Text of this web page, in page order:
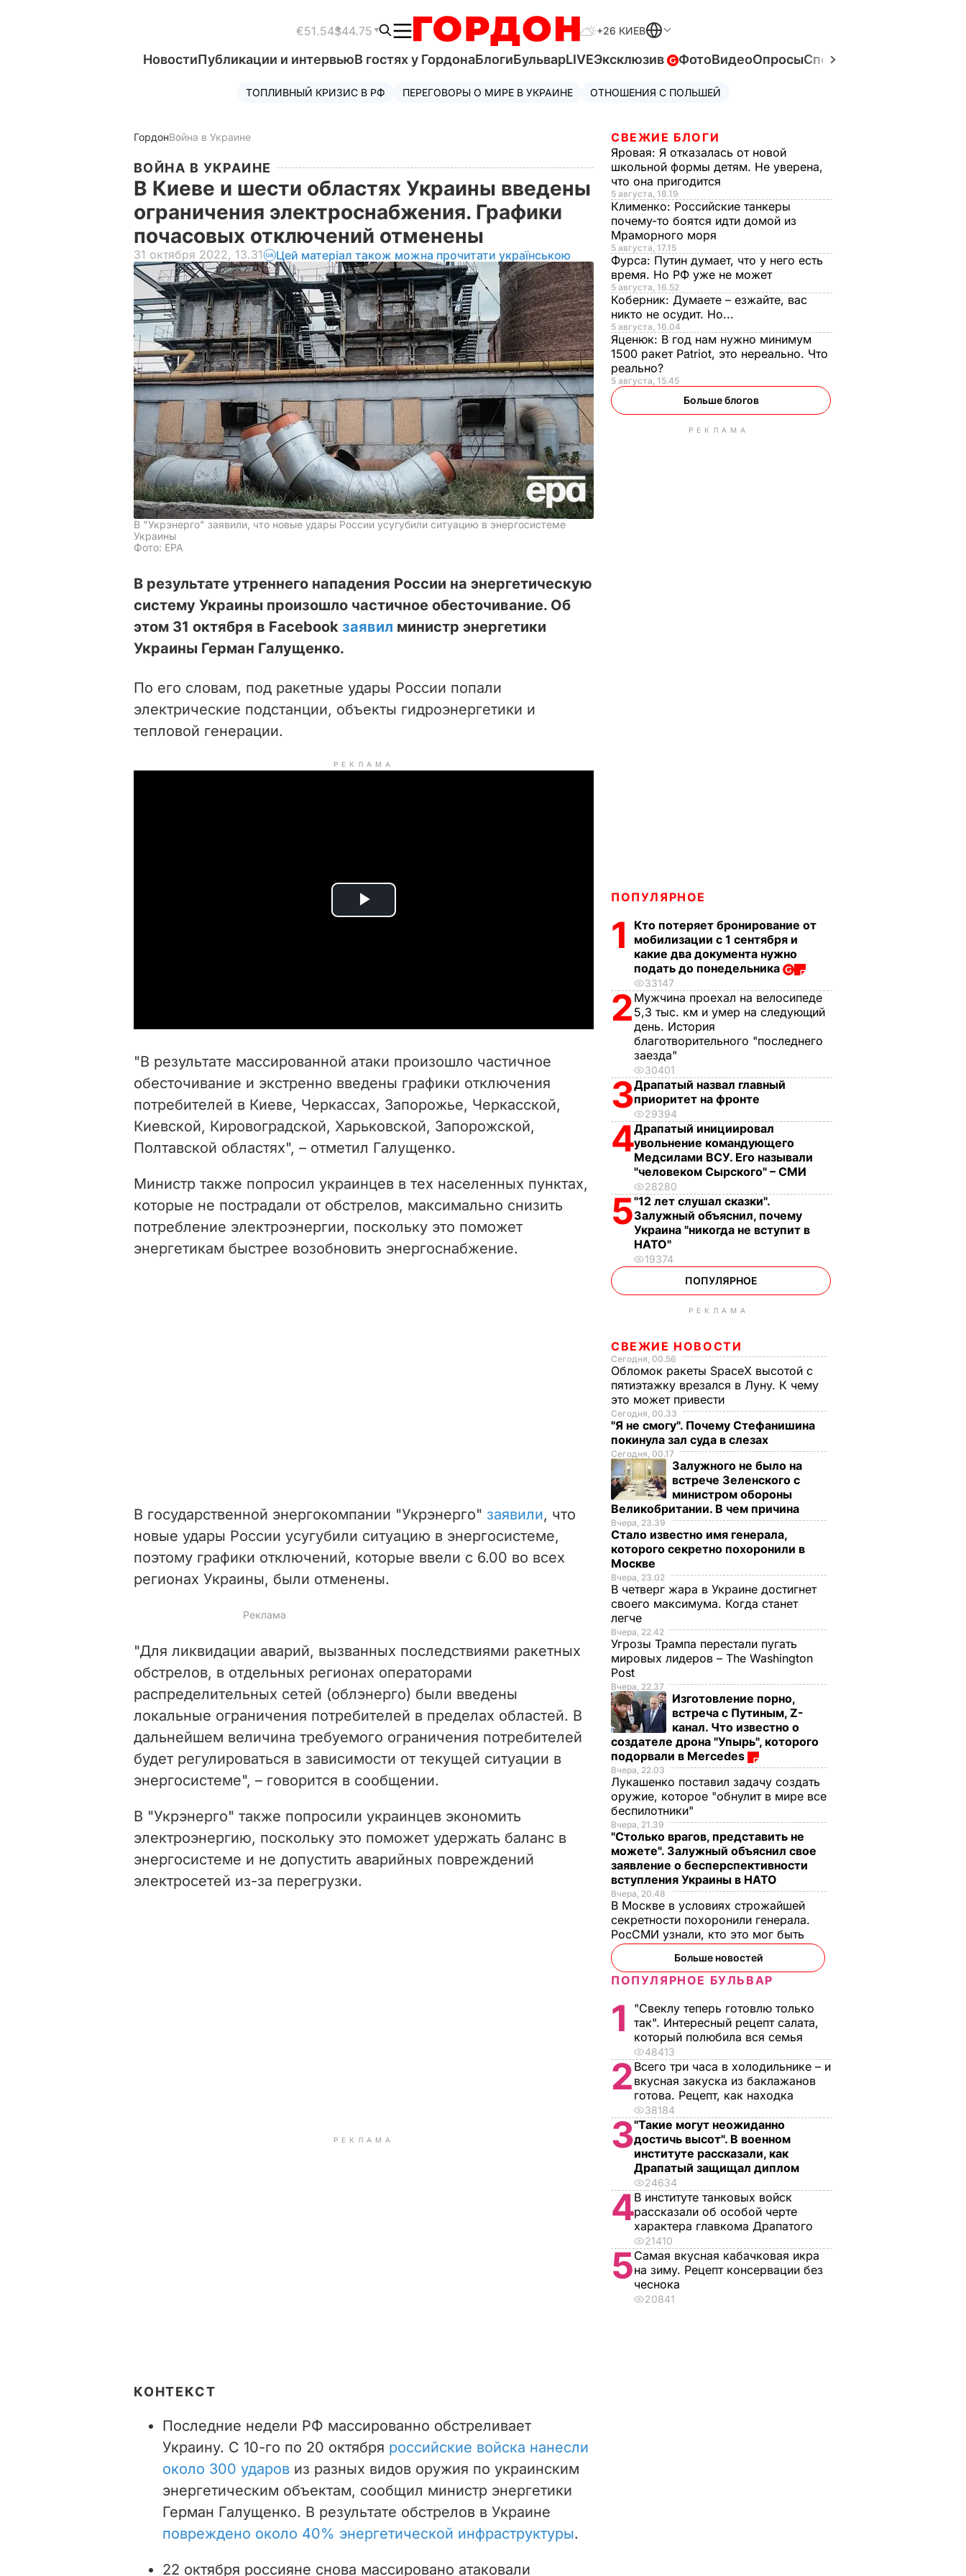
€51.54$44.75 +26 КИЕВ
НовостиПубликации и интервьюВ гостях у ГордонаБлогиБульварLIVEЭксклюзив ФотоВидеоОпросыСпецпроекты
ТОПЛИВНЫЙ КРИЗИС В РФ ПЕРЕГОВОРЫ О МИРЕ В УКРАИНЕ ОТНОШЕНИЯ С ПОЛЬШЕЙ
ГордонВойна в Украине
ВОЙНА В УКРАИНЕ
В Киеве и шести областях Украины введены
ограничения электроснабжения. Графики
почасовых отключений отменены
31 октября 2022, 13.31 Цей матеріал також можна прочитати українською
В "Укрэнерго" заявили, что новые удары России усугубили ситуацию в энергосистеме
Украины
Фото: EPA
В результате утреннего нападения России на энергетическую
систему Украины произошло частичное обесточивание. Об
этом 31 октября в Facebook заявил министр энергетики
Украины Герман Галущенко.
По его словам, под ракетные удары России попали
электрические подстанции, объекты гидроэнергетики и
тепловой генерации.
РЕКЛАМА
P
i
d
e
o
"В результате массированной атаки произошло частичное
обесточивание и экстренно введены графики отключения
потребителей в Киеве, Черкассах, Запорожье, Черкасской,
Киевской, Кировоградской, Харьковской, Запорожской,
Полтавской областях", – отметил Галущенко.
Министр также попросил украинцев в тех населенных пунктах,
которые не пострадали от обстрелов, максимально снизить
потребление электроэнергии, поскольку это поможет
энергетикам быстрее возобновить энергоснабжение.
В государственной энергокомпании "Укрэнерго" заявили, что
новые удары России усугубили ситуацию в энергосистеме,
поэтому графики отключений, которые ввели с 6.00 во всех
регионах Украины, были отменены.
"Для ликвидации аварий, вызванных последствиями ракетных
обстрелов, в отдельных регионах операторами
распределительных сетей (облэнерго) были введены
локальные ограничения потребителей в пределах областей. В
дальнейшем величина требуемого ограничения потребителей
будет регулироваться в зависимости от текущей ситуации в
энергосистеме", – говорится в сообщении.
В "Укрэнерго" также попросили украинцев экономить
электроэнергию, поскольку это поможет удержать баланс в
энергосистеме и не допустить аварийных повреждений
электросетей из-за перегрузки.
РЕКЛАМА
КОНТЕКСТ
Последние недели РФ массированно обстреливает
Украину. С 10-го по 20 октября российские войска нанесли
около 300 ударов из разных видов оружия по украинским
энергетическим объектам, сообщил министр энергетики
Герман Галущенко. В результате обстрелов в Украине
повреждено около 40% энергетической инфраструктуры.
22 октября россияне снова массировано атаковали
СВЕЖИЕ БЛОГИ
Яровая: Я отказалась от новой
школьной формы детям. Не уверена,
что она пригодится
5 августа, 18.19
Клименко: Российские танкеры
почему-то боятся идти домой из
Мраморного моря
5 августа, 17.15
Фурса: Путин думает, что у него есть
время. Но РФ уже не может
5 августа, 16.52
Коберник: Думаете – езжайте, вас
никто не осудит. Но...
5 августа, 16.04
Яценюк: В год нам нужно минимум
1500 ракет Patriot, это нереально. Что
реально?
5 августа, 15.45
Больше блогов
РЕКЛАМА
ПОПУЛЯРНОЕ
1
Кто потеряет бронирование от
мобилизации с 1 сентября и
какие два документа нужно
подать до понедельника
33147
2 Мужчина проехал на велосипеде
5,3 тыс. км и умер на следующий
день. История
благотворительного "последнего
заезда"
30401
3Драпатый назвал главный
приоритет на фронте
29394
4Драпатый инициировал
увольнение командующего
Медсилами ВСУ. Его называли
"человеком Сырского" – СМИ
28280
5"12 лет слушал сказки".
Залужный объяснил, почему
Украина "никогда не вступит в
НАТО"
19374
ПОПУЛЯРНОЕ
РЕКЛАМА
СВЕЖИЕ НОВОСТИ
Сегодня, 00.56
Обломок ракеты SpaceX высотой с
пятиэтажку врезался в Луну. К чему
это может привести
Сегодня, 00.33
"Я не смогу". Почему Стефанишина
покинула зал суда в слезах
Сегодня, 00.17
Залужного не было на
встрече Зеленского с
министром обороны
Великобритании. В чем причина
Вчера, 23.39
Стало известно имя генерала,
которого секретно похоронили в
Москве
Вчера, 23.02
В четверг жара в Украине достигнет
своего максимума. Когда станет
легче
Вчера, 22.42
Угрозы Трампа перестали пугать
мировых лидеров – The Washington
Post
Вчера, 22.37
Изготовление порно,
встреча с Путиным, Z-
канал. Что известно о
создателе дрона "Упырь", которого
подорвали в Mercedes
Вчера, 22.03
Лукашенко поставил задачу создать
оружие, которое "обнулит в мире все
беспилотники"
Вчера, 21.39
"Столько врагов, представить не
можете". Залужный объяснил свое
заявление о бесперспективности
вступления Украины в НАТО
Вчера, 20.48
В Москве в условиях строжайшей
секретности похоронили генерала.
РосСМИ узнали, кто это мог быть
Больше новостей
ПОПУЛЯРНОЕ БУЛЬВАР
1
"Свеклу теперь готовлю только
так". Интересный рецепт салата,
который полюбила вся семья
48413
2 Всего три часа в холодильнике – и
вкусная закуска из баклажанов
готова. Рецепт, как находка
38184
3"Такие могут неожиданно
достичь высот". В военном
институте рассказали, как
Драпатый защищал диплом
24634
4В институте танковых войск
рассказали об особой черте
характера главкома Драпатого
21410
5Самая вкусная кабачковая икра
на зиму. Рецепт консервации без
чеснока
20841